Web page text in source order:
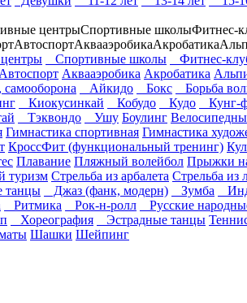
центрыСпортивные школыФитнес-
АвтоспортАквааэробикаАкробатика
Спортивные школы Фитнес-
Автоспорт Аквааэробика Акробатика
самооборона Айкидо Бокс Борьба
Киокусинкай Кобудо Кудо Кунг-
Тэквондо Ушу Боулинг
Гимнастика спортивная Гимнастика
КроссФит (функциональный тренинг)
Плавание Пляжный волейбол Прыжки
туризм Стрельба из арбалета Стрельба из
танцы Джаз (фанк, модерн) Зумба
Ритмика Рок-н-ролл Русские
Хореография Эстрадные танцы
Шашки Шейпинг